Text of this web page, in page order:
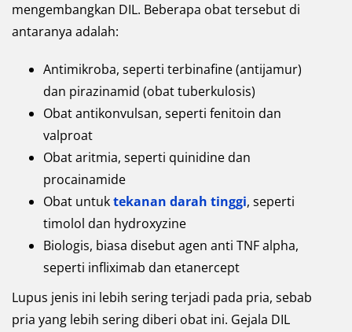
mengembangkan DIL. Beberapa obat tersebut di
antaranya adalah:
Antimikroba, seperti terbinafine (antijamur)
dan pirazinamid (obat tuberkulosis)
Obat antikonvulsan, seperti fenitoin dan
valproat
Obat aritmia, seperti quinidine dan
procainamide
Obat untuktekanan darah tinggi, seperti
timolol dan hydroxyzine
Biologis, biasa disebut agen anti TNF alpha,
seperti infliximab dan etanercept
Lupus jenis ini lebih sering terjadi pada pria, sebab
pria yang lebih sering diberi obat ini. Gejala DIL